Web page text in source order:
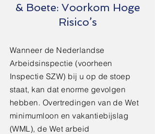
& Boete: Voorkom Hoge
Risico’s
Wanneer de Nederlandse
Arbeidsinspectie (voorheen
Inspectie SZW) bij u op de stoep
staat, kan dat enorme gevolgen
hebben. Overtredingen van de Wet
minimumloon en vakantiebijslag
(WML), de Wet arbeid